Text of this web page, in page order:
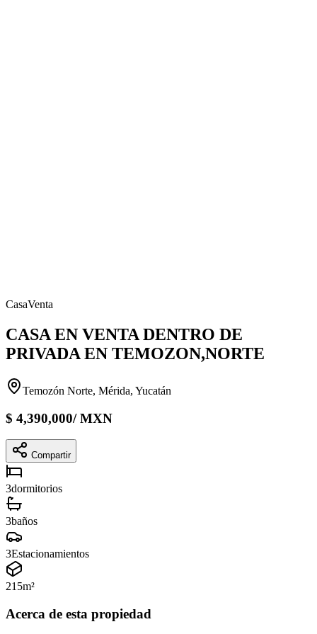
CasaVenta
CASA EN VENTA DENTRO DE
PRIVADA EN TEMOZON,NORTE
Temozón Norte, Mérida, Yucatán
$ 4,390,000/MXN
Compartir
3dormitorios
3baños
3Estacionamientos
215m²
Acerca de esta propiedad